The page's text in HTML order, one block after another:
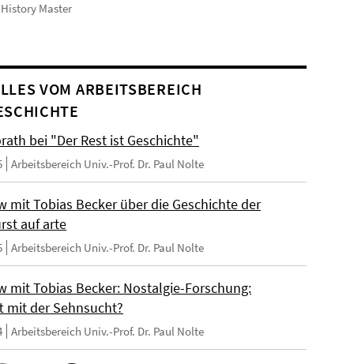
Master
VOM ARBEITSBEREICH
bei "Der Rest ist Geschichte"
Arbeitsbereich Univ.-Prof. Dr. Paul Nolte
mit Tobias Becker über die Geschichte der
auf arte
Arbeitsbereich Univ.-Prof. Dr. Paul Nolte
mit Tobias Becker: Nostalgie-Forschung:
mit der Sehnsucht?
Arbeitsbereich Univ.-Prof. Dr. Paul Nolte